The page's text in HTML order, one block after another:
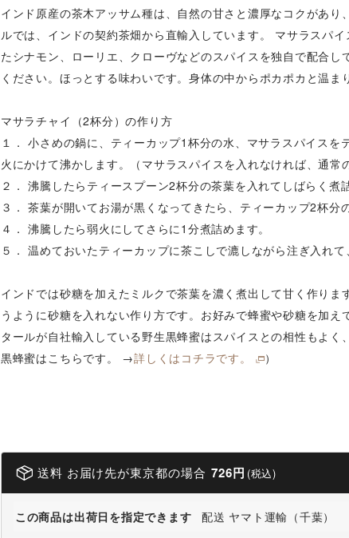
インド原産の茶木アッサム種は、自然の甘さと濃厚なコクがあ
ルでは、インドの契約茶畑から直輸入しています。 マサラスパ
たシナモン、ローリエ、クローヴなどのスパイスを独自で配合
ください。ほっとする味わいです。身体の中からポカポカと温ま
マサラチャイ（2杯分）の作り方
１． 小さめの鍋に、ティーカップ1杯分の水、マサラスパイスを
火にかけて沸かします。（マサラスパイスを入れなければ、通常
２． 沸騰したらティースプーン2杯分の茶葉を入れてしばらく煮
３． 茶葉が開いてお湯が黒くなってきたら、ティーカップ2杯分
４． 沸騰したら弱火にしてさらに1分煮詰めます。
５． 温めておいたティーカップに茶こしで漉しながら注ぎ入れて
インドでは砂糖を加えたミルクで茶葉を濃く煮出して甘く作り
うように砂糖を入れない作り方です。お好みで蜂蜜や砂糖を加
タールが自社輸入している野生黒蜂蜜はスパイスとの相性もよ
黒蜂蜜はこちらです。 →詳しくはコチラです。 ）
送料 お届け先が東京都の場合 726円 (税込)
この商品は出荷日を指定できます 配送 ヤマト運輸（千葉）